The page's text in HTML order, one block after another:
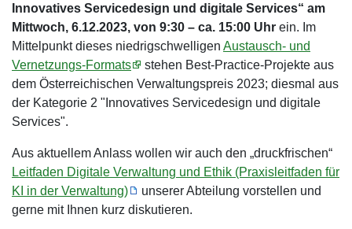
Innovatives Servicedesign und digitale Services“ am
Mittwoch, 6.12.2023, von 9:30 – ca. 15:00 Uhr ein. Im
Mittelpunkt dieses niedrigschwelligen Austausch- und
Vernetzungs-Formats
stehen Best-Practice-Projekte aus
dem Österreichischen Verwaltungspreis 2023; diesmal aus
der Kategorie 2 "Innovatives Servicedesign und digitale
Services".
Aus aktuellem Anlass wollen wir auch den „druckfrischen“
Leitfaden Digitale Verwaltung und Ethik (Praxisleitfaden für
KI in der Verwaltung)
unserer Abteilung vorstellen und
gerne mit Ihnen kurz diskutieren.